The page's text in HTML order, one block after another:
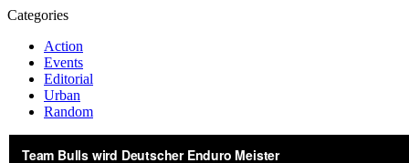
Categories
Action
Events
Editorial
Urban
Random